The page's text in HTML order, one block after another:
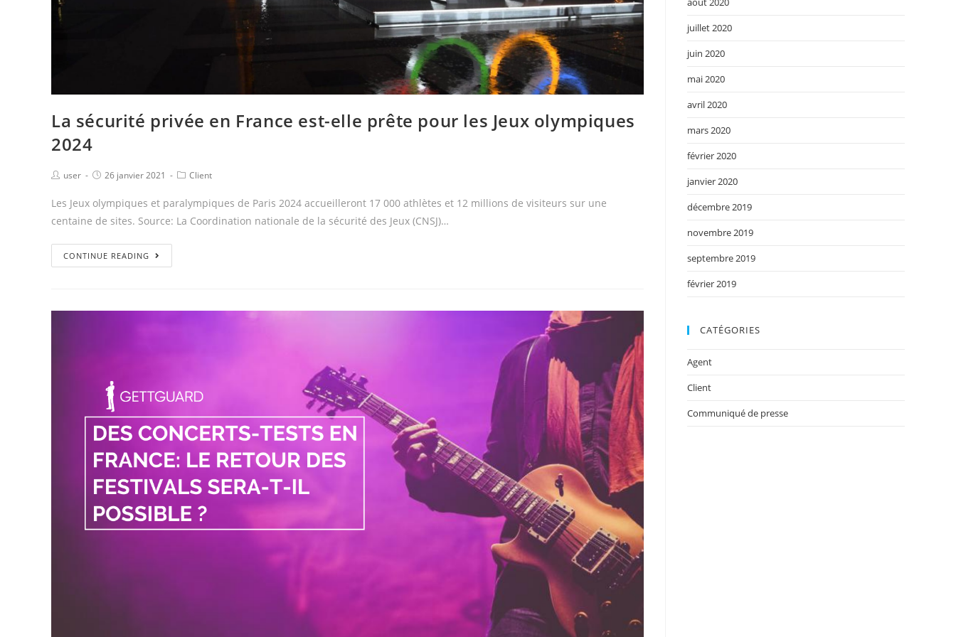
La sécurité privée en France est-elle prête pour les Jeux olympiques
2024
user 26 janvier 2021 Client
Les Jeux olympiques et paralympiques de Paris 2024 accueilleront 17 000 athlètes et 12 millions de visiteurs sur une
centaine de sites. Source: La Coordination nationale de la sécurité des Jeux (CNSJ)…
CONTINUE READING
juillet 2020
juin 2020
mai 2020
avril 2020
mars 2020
février 2020
janvier 2020
décembre 2019
novembre 2019
septembre 2019
février 2019
CATÉGORIES
Agent
Client
Communiqué de presse